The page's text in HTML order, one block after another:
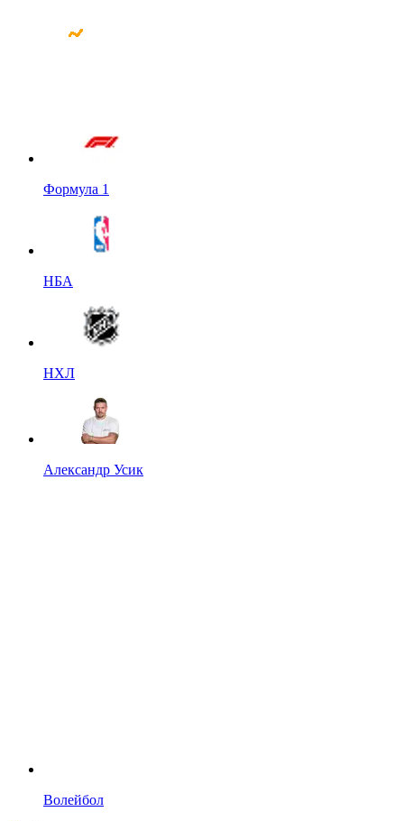
Формула 1
НБА
НХЛ
Александр Усик
Волейбол